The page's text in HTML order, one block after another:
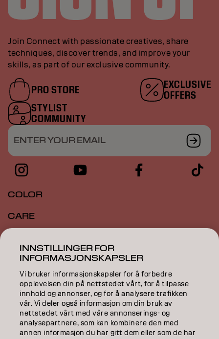
Join Connect with passionate creatives, share
techniques, discover trends, and improve your
skills, as part of our exclusive community.
PRO STORE
EXCLUSIVE
OFFERS
STYLIST
COMMUNITY
ENTER YOUR EMAIL
COLOR
CARE
STYLING
INSPIRATION
EDUCATION
ABOUT
INNSTILLINGER FOR
INFORMASJONSKAPSLER
Vi bruker informasjonskapsler for å forbedre
opplevelsen din på nettstedet vårt, for å tilpasse
innhold og annonser, og for å analysere trafikken
vår. Vi deler også informasjon om din bruk av
nettstedet vårt med våre annonserings- og
analysepartnere, som kan kombinere den med
annen informasjon du har gitt dem eller som de har